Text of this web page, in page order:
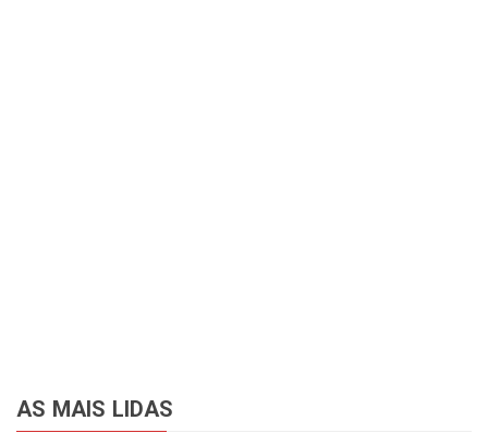
AS MAIS LIDAS